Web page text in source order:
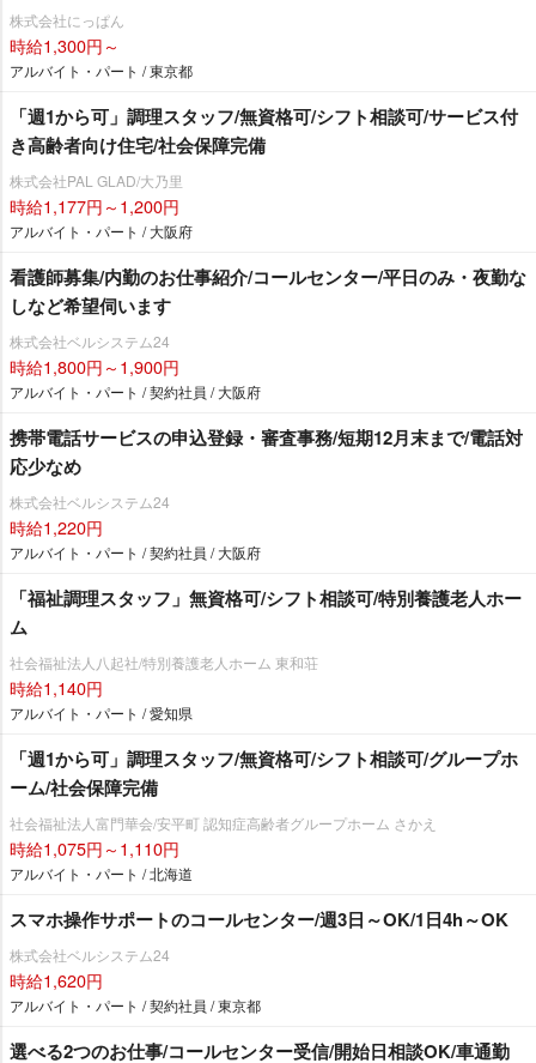
株式会社にっぱん
時給1,300円～
アルバイト・パート / 東京都
「週1から可」調理スタッフ/無資格可/シフト相談可/サービス付
き高齢者向け住宅/社会保障完備
株式会社PAL GLAD/大乃里
時給1,177円～1,200円
アルバイト・パート / 大阪府
看護師募集/内勤のお仕事紹介/コールセンター/平日のみ・夜勤な
しなど希望伺います
株式会社ベルシステム24
時給1,800円～1,900円
アルバイト・パート / 契約社員 / 大阪府
携帯電話サービスの申込登録・審査事務/短期12月末まで/電話対
応少なめ
株式会社ベルシステム24
時給1,220円
アルバイト・パート / 契約社員 / 大阪府
「福祉調理スタッフ」無資格可/シフト相談可/特別養護老人ホー
ム
社会福祉法人八起社/特別養護老人ホーム 東和荘
時給1,140円
アルバイト・パート / 愛知県
「週1から可」調理スタッフ/無資格可/シフト相談可/グループホ
ーム/社会保障完備
社会福祉法人富門華会/安平町 認知症高齢者グループホーム さかえ
時給1,075円～1,110円
アルバイト・パート / 北海道
スマホ操作サポートのコールセンター/週3日～OK/1日4h～OK
株式会社ベルシステム24
時給1,620円
アルバイト・パート / 契約社員 / 東京都
選べる2つのお仕事/コールセンター受信/開始日相談OK/車通勤